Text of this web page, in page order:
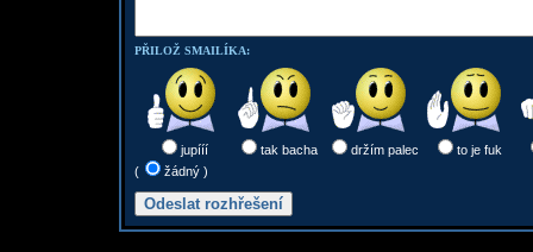
PŘILOŽ SMAILÍKA:
jupííí tak bacha držím palec
to je fuk
(
žádný )